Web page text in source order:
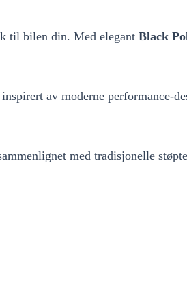
til bilen din. Med elegant Black
av moderne performance-
med tradisjonelle